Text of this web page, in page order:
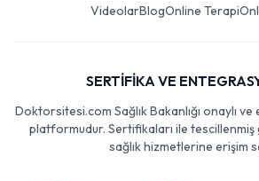
VideolarBlogOnline Terapi
SERTİFİKA VE
Doktorsitesi.com Sağlık Bakanlığı onaylı
platformudur. Sertifikaları ile tescillenmiş
sağlık hizmetlerine erişim